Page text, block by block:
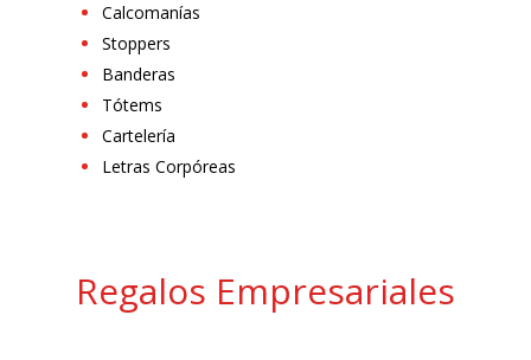
Calcomanías
Stoppers
Banderas
Tótems
Cartelería
Letras Corpóreas
Regalos Empresariales